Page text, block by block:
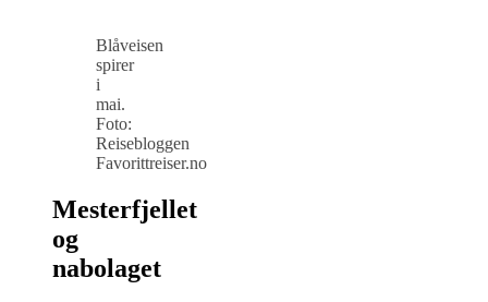
Blåveisen
spirer
i
mai.
Foto:
Reisebloggen
Favorittreiser.no
Mesterfjellet
og
nabolaget